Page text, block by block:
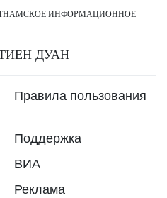
ИНФОРМАЦИОННОЕ
ТИЕН ДУАН
Правила пользования
Поддержка
ВИА
Реклама